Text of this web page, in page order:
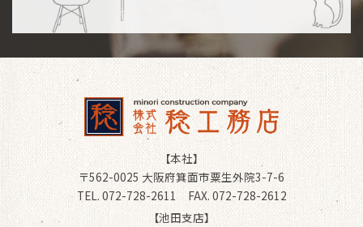
【本社】
〒562-0025 大阪府箕面市粟生外院3-7-6
TEL. 072-728-2611 FAX. 072-728-2612
【池田支店】